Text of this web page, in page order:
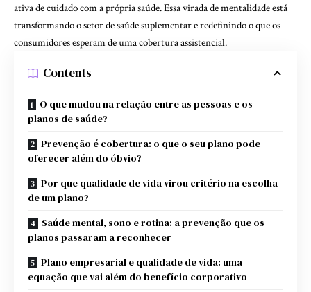
ativa de cuidado com a própria saúde. Essa virada de mentalidade está
transformando o setor de saúde suplementar e redefinindo o que os
consumidores esperam de uma cobertura assistencial.
Contents
O que mudou na relação entre as pessoas e os
planos de saúde?
Prevenção é cobertura: o que o seu plano pode
oferecer além do óbvio?
Por que qualidade de vida virou critério na escolha
de um plano?
Saúde mental, sono e rotina: a prevenção que os
planos passaram a reconhecer
Plano empresarial e qualidade de vida: uma
equação que vai além do benefício corporativo